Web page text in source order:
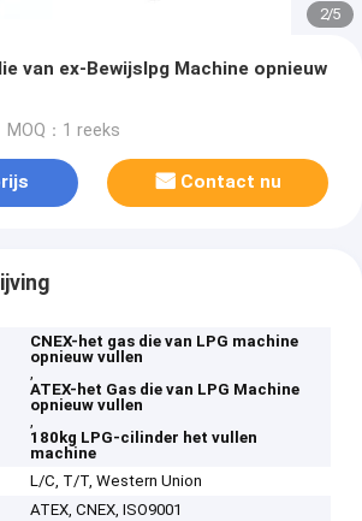
2/5
van ex-Bewijslpg Machine opnieuw
MOQ：1 reeks
Contact nu
CNEX-het gas die van LPG machine
opnieuw vullen
,
ATEX-het Gas die van LPG Machine
opnieuw vullen
,
180kg LPG-cilinder het vullen
machine
L/C, T/T, Western Union
ATEX, CNEX, ISO9001